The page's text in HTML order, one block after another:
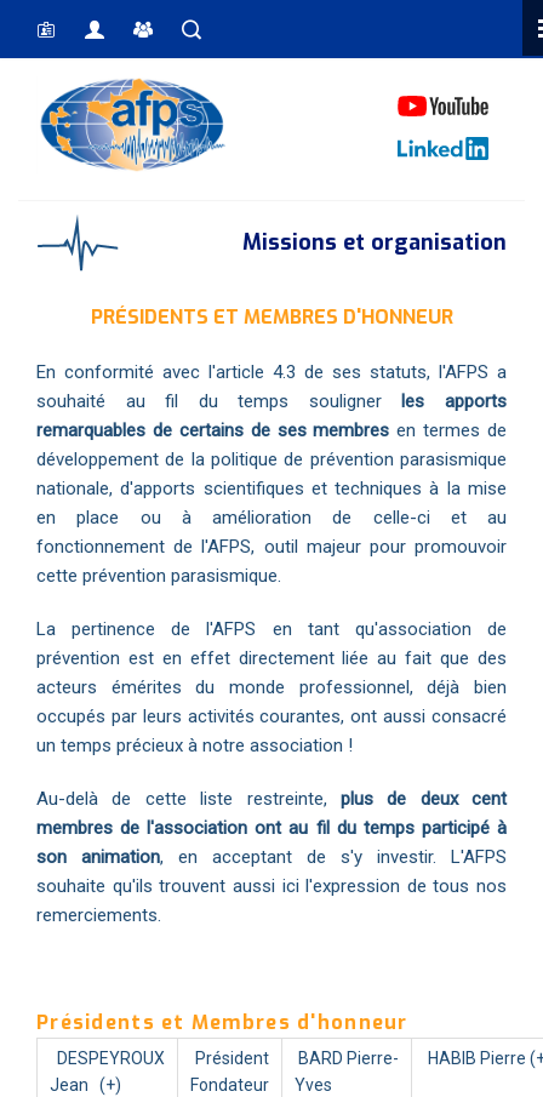
Vous êtes ici Missions et organisation
PRÉSIDENTS ET MEMBRES D'HONNEUR
En conformité avec l'article 4.3 de ses statuts, l'AFPS a
souhaité au fil du temps soulignerles apports
remarquables de certains de ses membresen termes de
développement de la politique de prévention parasismique
nationale, d'apports scientifiques et techniques à la mise
en place ou à amélioration de celle-ci et au
fonctionnement de l'AFPS, outil majeur pour promouvoir
cette prévention parasismique.
La pertinence de l'AFPS en tant qu'association de
prévention est en effet directement liée au fait que des
acteurs émérites du monde professionnel, déjà bien
occupés par leurs activités courantes, ont aussi consacré
un temps précieux à notre association !
Au-delà de cette liste restreinte, plus de deux cent
membres de l'association ont au fil du temps participé à
son animation, en acceptant de s'y investir. L'AFPS
souhaite qu'ils trouvent aussi ici l'expression de tous nos
remerciements.
Présidents et Membres d'honneur
DESPEYROUX
Jean (+)
Président
Fondateur
BARD Pierre-
Yves
HABIB Pierre